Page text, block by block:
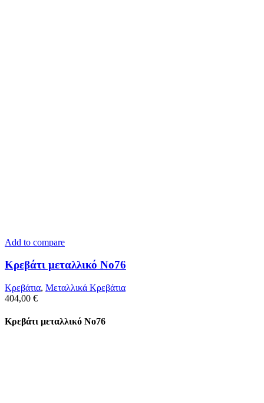
Add to compare
Κρεβάτι μεταλλικό Νο76
Κρεβάτια, Μεταλλικά Κρεβάτια
404,00 €
Κρεβάτι μεταλλικό Νο76